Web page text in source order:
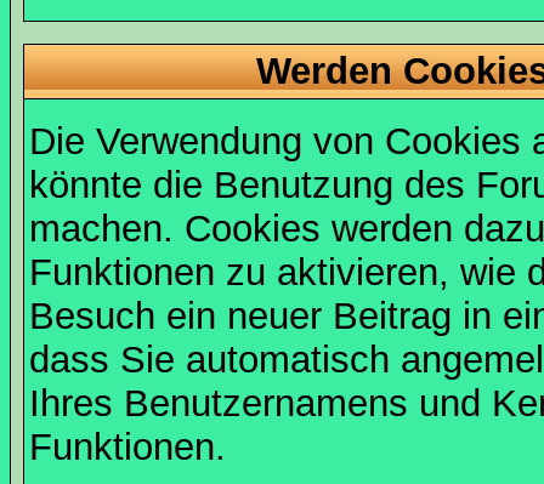
Werden
Die Verwendung von
könnte die Benutzung des
machen. Cookies werden
Funktionen zu aktivieren, wie
Besuch ein neuer Beitrag in
dass Sie automatisch
Ihres Benutzernamens und
Funktionen.